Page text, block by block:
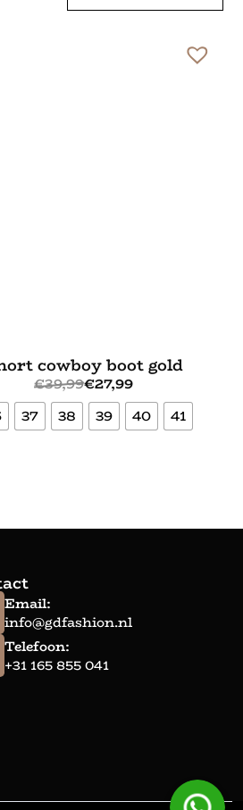
cowboy boot gold
€39,99€27,99
37 38 39 40 41
Email:
info@gdfashion.nl
Telefoon:
+31 165 855 041